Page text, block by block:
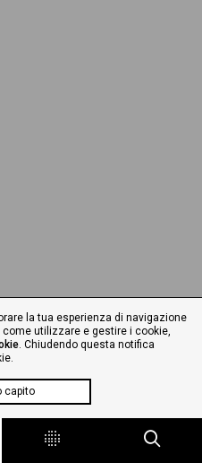
la tua esperienza di navigazione
utilizzare e gestire i cookie,
. Chiudendo questa notifica
capito